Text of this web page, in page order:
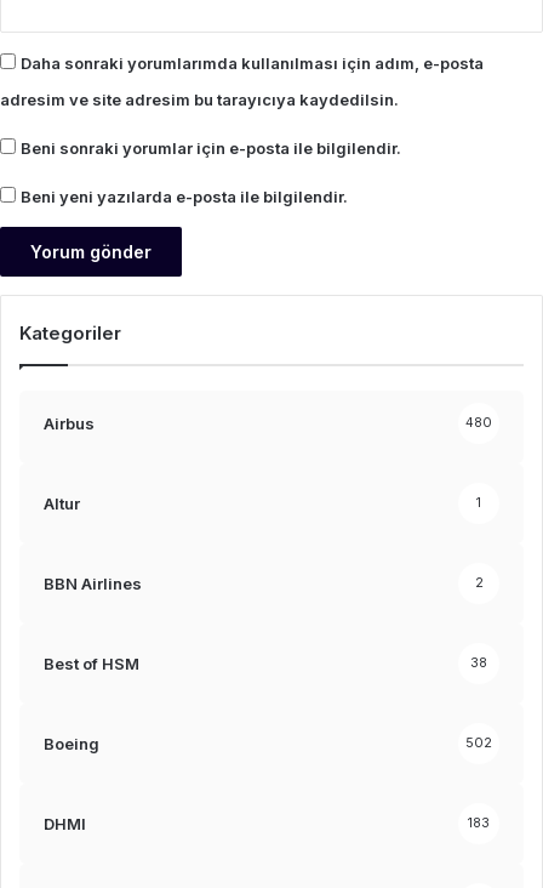
Daha sonraki yorumlarımda kullanılması için adım, e-posta
adresim ve site adresim bu tarayıcıya kaydedilsin.
Beni sonraki yorumlar için e-posta ile bilgilendir.
Beni yeni yazılarda e-posta ile bilgilendir.
Kategoriler
Airbus 480
Altur 1
BBN Airlines 2
Best of HSM 38
Boeing 502
DHMI 183